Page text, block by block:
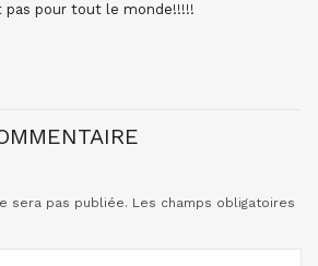
pas pour tout le monde!!!!!
sera pas publiée. Les champs obligatoires